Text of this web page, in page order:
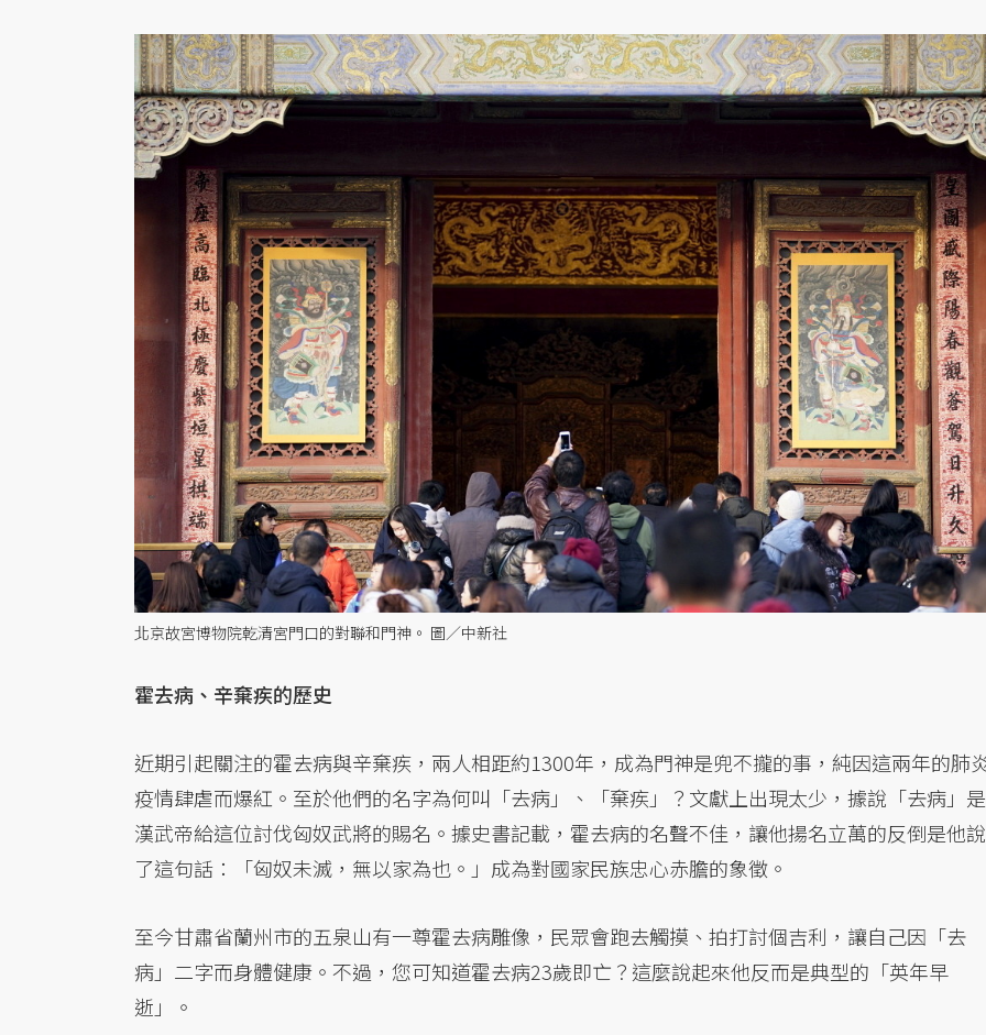
北京故宮博物院乾清宮門口的對聯和門神。 圖／中新社
霍去病、辛棄疾的歷史
近期引起關注的霍去病與辛棄疾，兩人相距約1300年，成為門神是兜不攏的事，純因這兩年的肺
疫情肆虐而爆紅。至於他們的名字為何叫「去病」、「棄疾」？文獻上出現太少，據說「去病」是
漢武帝給這位討伐匈奴武將的賜名。據史書記載，霍去病的名聲不佳，讓他揚名立萬的反倒是他說
了這句話：「匈奴未滅，無以家為也。」成為對國家民族忠心赤膽的象徵。
至今甘肅省蘭州市的五泉山有一尊霍去病雕像，民眾會跑去觸摸、拍打討個吉利，讓自己因「去
病」二字而身體健康。不過，您可知道霍去病23歲即亡？這麼說起來他反而是典型的「英年早
逝」。